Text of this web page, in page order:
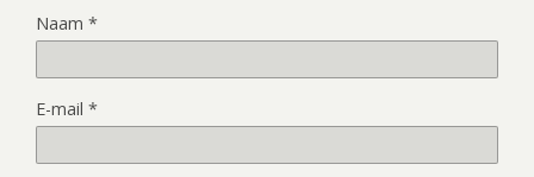
Naam *
E-mail *